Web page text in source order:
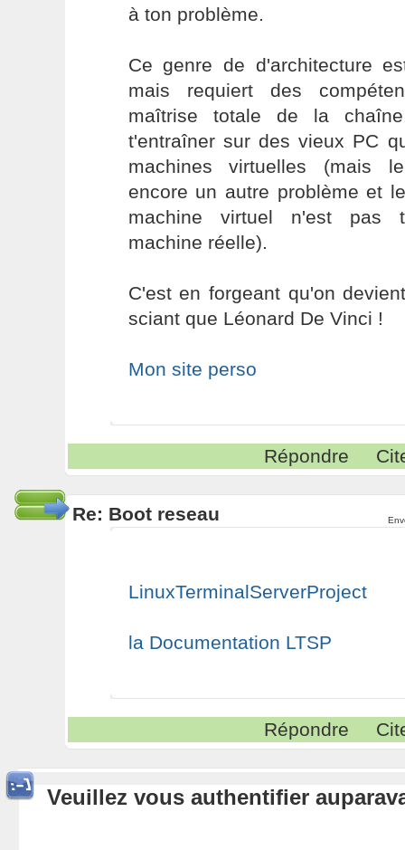
à ton problème.
Ce genre de d'architecture
mais requiert des
maîtrise totale de la
t'entraîner sur des vieux PC
machines virtuelles (mais
encore un autre problème et
machine virtuel n'est pas
machine réelle).
C'est en forgeant qu'on
sciant que Léonard De Vinci !
Mon site perso
Répondre
Re: Boot reseau
LinuxTerminalServerProject
la Documentation LTSP
Répondre
Veuillez vous authentifier